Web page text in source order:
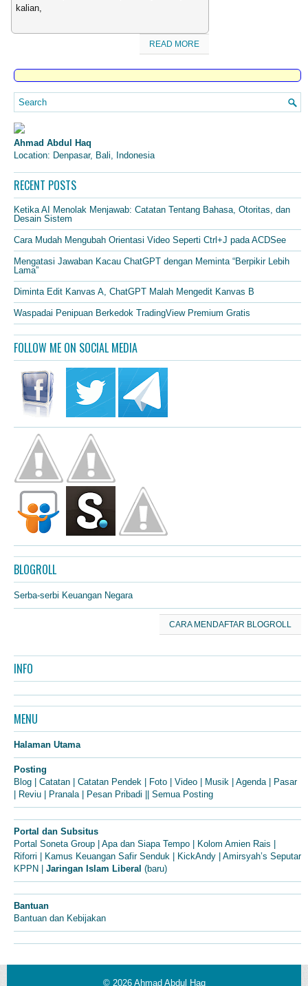
kalian,
READ MORE
Ahmad Abdul Haq
Location: Denpasar, Bali, Indonesia
RECENT POSTS
Ketika AI Menolak Menjawab: Catatan Tentang Bahasa, Otoritas, dan
Desain Sistem
Cara Mudah Mengubah Orientasi Video Seperti Ctrl+J pada ACDSee
Mengatasi Jawaban Kacau ChatGPT dengan Meminta “Berpikir Lebih
Lama”
Diminta Edit Kanvas A, ChatGPT Malah Mengedit Kanvas B
Waspadai Penipuan Berkedok TradingView Premium Gratis
FOLLOW ME ON SOCIAL MEDIA
BLOGROLL
Serba-serbi Keuangan Negara
CARA MENDAFTAR BLOGROLL
INFO
MENU
Halaman Utama
Posting
Blog | Catatan | Catatan Pendek | Foto | Video | Musik | Agenda | Pasar
| Reviu | Pranala | Pesan Pribadi || Semua Posting
Portal dan Subsitus
Portal Soneta Group | Apa dan Siapa Tempo | Kolom Amien Rais |
Riforri | Kamus Keuangan Safir Senduk | KickAndy | Amirsyah’s Seputar
KPPN | Jaringan Islam Liberal (baru)
Bantuan
Bantuan dan Kebijakan
© 2026 Ahmad Abdul Haq